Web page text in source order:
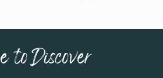
to Discover